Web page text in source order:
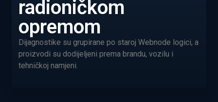
radioničkom
opremom
Dijagnostike su grupirane po staroj Webnode logici, a
proizvodi su dodijeljeni prema brandu, vozilu i
tehničkoj namjeni.